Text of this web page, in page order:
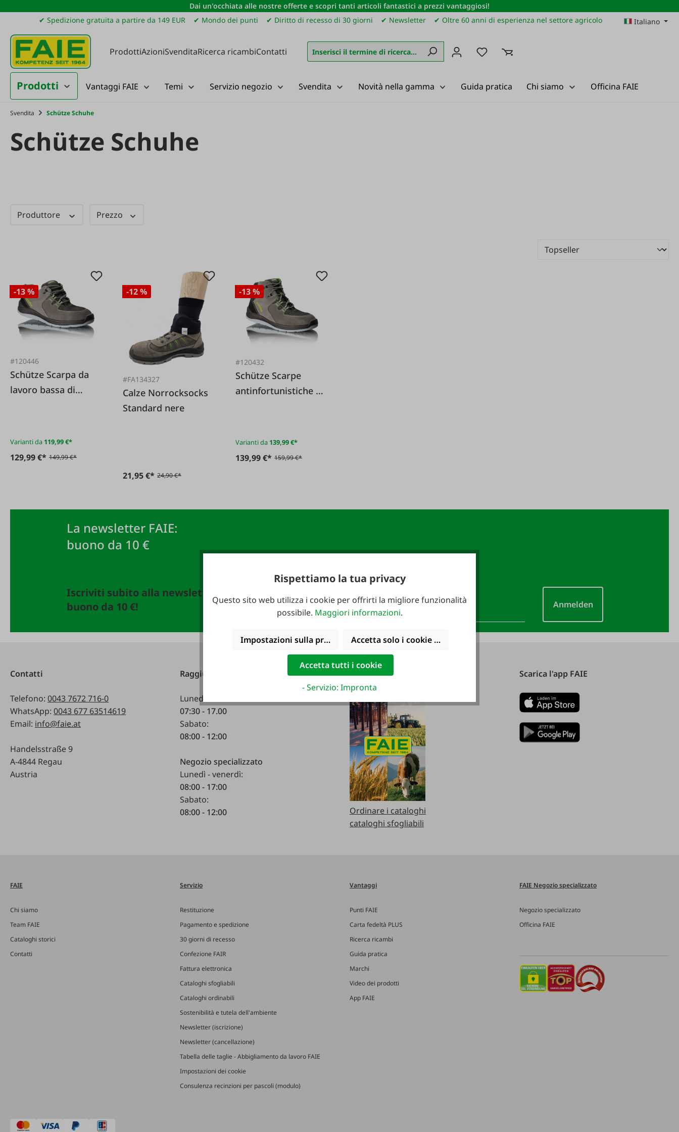
al contenuto principale
Salta alla ricerca
Passa alla navigazione principale
Dai un'occhiata alle nostre offerte e scopri tanti articoli fantastici a prezzi vantaggiosi!
✔ Spedizione gratuita a partire da 149 EUR
✔ Mondo dei punti ✔ Diritto di recesso di 30 giorni ✔ Newsletter ✔ Oltre 60 anni di esperienza nel settore agricolo Italiano
ProdottiAzioniSvenditaRicerca ricambiContatti Hai 0 articoli nella lista dei desideri
Prodotti Vantaggi FAIE Temi Servizio negozio Svendita Novità nella gamma Guida pratica Chi siamo Officina FAIE
Svendita Schütze Schuhe
Schütze Schuhe
Produttore Prezzo
-13 %
#120446
Schütze Scarpa da
lavoro bassa di
Varianti da 119,99 €*
129,99 €* 149,99 €*
-12 %
#FA134327
Calze Norrocksocks
Standard nere
21,95 €* 24,90 €*
-13 %
#120432
Schütze Scarpe
antinfortunistiche da
Varianti da 139,99 €*
139,99 €* 159,99 €*
La newsletter FAIE:
buono da 10 €
Iscriviti subito alla newsletter FAIE e assicurati un
buono da 10 €!
Anmelden
Contatti
Telefono: 0043 7672 716-0
WhatsApp: 0043 677 63514619
Email: info@faie.at
Handelsstraße 9
A-4844 Regau
Austria
Raggiungibile telefonicamente:
Lunedì - venerdì:
07:30 - 17.00
Sabato:
08:00 - 12:00
Negozio specializzato
Lunedì - venerdì:
08:00 - 17:00
Sabato:
08:00 - 12:00
Cataloghi
Ordinare i cataloghi
cataloghi sfogliabili
Scarica l'app FAIE
FAIE
Chi siamo
Team FAIE
Cataloghi storici
Contatti
Servizio
Restituzione
Pagamento e spedizione
30 giorni di recesso
Confezione FAIR
Fattura elettronica
Cataloghi sfogliabili
Cataloghi ordinabili
Sostenibilità e tutela dell'ambiente
Newsletter (iscrizione)
Newsletter (cancellazione)
Tabella delle taglie - Abbigliamento da lavoro FAIE
Impostazioni dei cookie
Consulenza recinzioni per pascoli (modulo)
Vantaggi
Punti FAIE
Carta fedeltà PLUS
Ricerca ricambi
Guida pratica
Marchi
Video dei prodotti
App FAIE
FAIE Negozio specializzato
Negozio specializzato
Officina FAIE
Rispettiamo la tua privacy
Questo sito web utilizza i cookie per offrirti la migliore funzionalità
possibile. Maggiori informazioni.
Impostazioni sulla privacy Accetta solo i cookie funzionali
Accetta tutti i cookie
- Servizio: Impronta